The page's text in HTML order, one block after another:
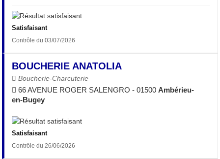
Satisfaisant
Contrôle du 03/07/2026
BOUCHERIE ANATOLIA
Boucherie-Charcuterie
66 AVENUE ROGER SALENGRO - 01500Ambérieu-
en-Bugey
Satisfaisant
Contrôle du 26/06/2026